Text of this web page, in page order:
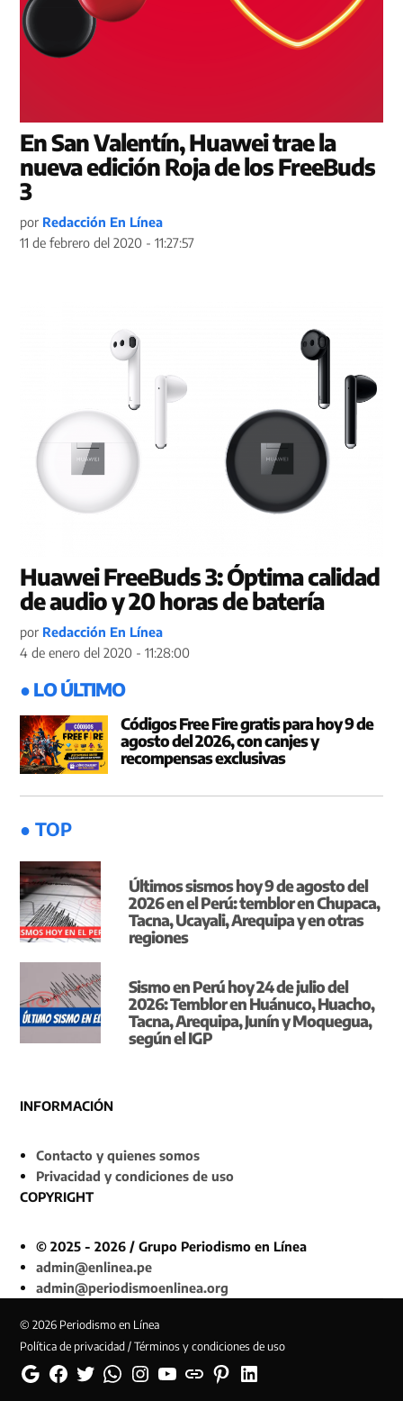
En San Valentín, Huawei trae la
nueva edición Roja de los FreeBuds
3
por Redacción En Línea
11 de febrero del 2020 - 11:27:57
Huawei FreeBuds 3: Óptima calidad
de audio y 20 horas de batería
por Redacción En Línea
4 de enero del 2020 - 11:28:00
● LO ÚLTIMO
Códigos Free Fire gratis para hoy 9 de
agosto del 2026, con canjes y
recompensas exclusivas
● TOP
Últimos sismos hoy 9 de agosto del
2026 en el Perú: temblor en Chupaca,
Tacna, Ucayali, Arequipa y en otras
regiones
Sismo en Perú hoy 24 de julio del
2026: Temblor en Huánuco, Huacho,
Tacna, Arequipa, Junín y Moquegua,
según el IGP
INFORMACIÓN
Contacto y quienes somos
Privacidad y condiciones de uso
COPYRIGHT
© 2025 - 2026 / Grupo Periodismo en Línea
admin@enlinea.pe
admin@periodismoenlinea.org
© 2026 Periodismo en Línea
Política de privacidad / Términos y condiciones de uso
GoogleFacebookTwitterWhatsappInstagramYouTubeWeb PinterestLinkedin